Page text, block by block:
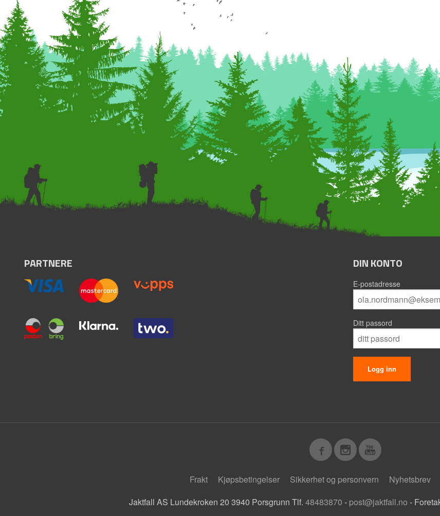
PARTNERE DIN KONTO
E-postadresse
Ditt passord
Frakt Kjøpsbetingelser Sikkerhet og personvern Nyhetsbrev
Jaktfall AS Lundekroken 20 3940 Porsgrunn Tlf. 48483870 - post@jaktfall.no -